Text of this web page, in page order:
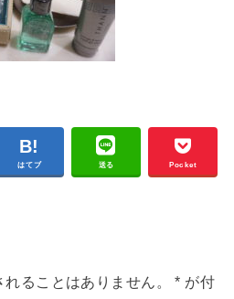
はてブ 送る Pocket
ることはありません。 * が付